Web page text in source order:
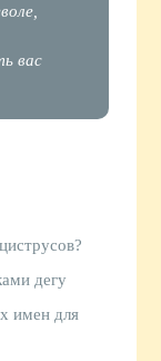
вас
дегу
имен для